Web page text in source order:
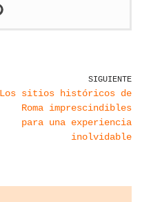
SIGUIENTE
Los sitios históricos de
Roma imprescindibles
para una experiencia
inolvidable